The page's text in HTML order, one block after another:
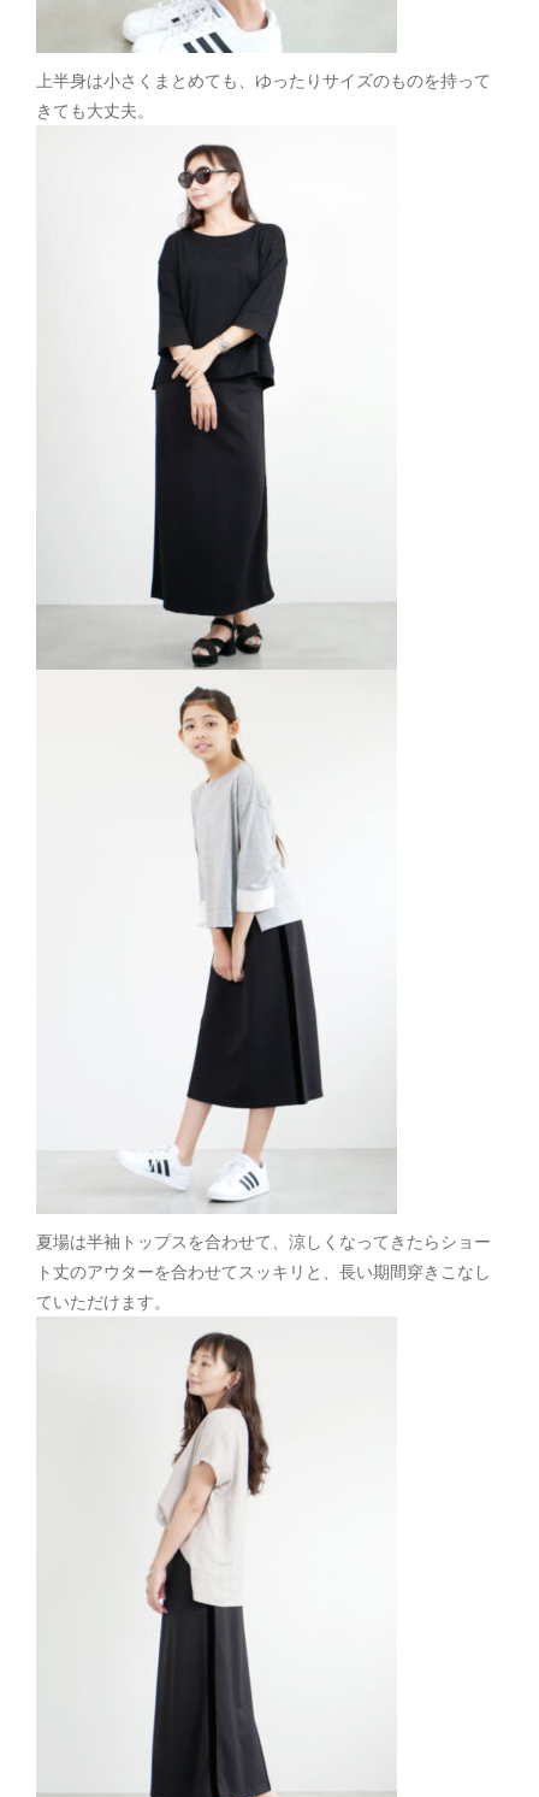
上半身は小さくまとめても、ゆったりサイズのものを持って
きても大丈夫。
夏場は半袖トップスを合わせて、涼しくなってきたらショー
ト丈のアウターを合わせてスッキリと、長い期間穿きこなし
ていただけます。